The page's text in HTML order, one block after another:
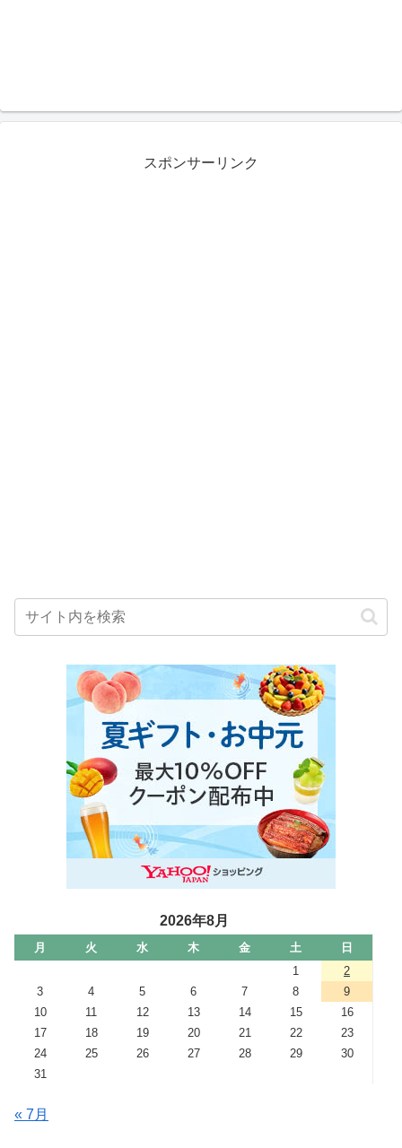
スポンサーリンク
2026年8月
月 火 水 木 金 土
日
1
2
3
4 5 6 7 8
9
10
11 12 13 14 15
16
17
18 19 20 21 22
23
24
25 26 27 28 29
30
31
« 7月